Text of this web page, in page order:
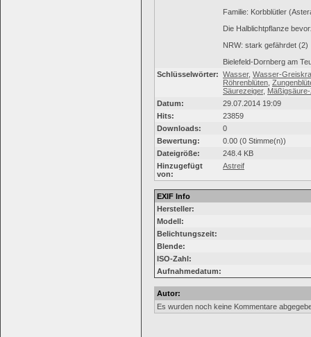
Familie: Korbblütler
Die Halblichtpflanze
NRW: stark gefährdet (2)
Bielefeld-Dornberg am
Schlüsselwörter: Wasser, Wasser-
Röhrenblüten
Säurezeiger,
Datum:
29.07.2014 19:09
Hits:
23859
Downloads:
0
Bewertung:
0.00 (0 Stimme(n))
Dateigröße:
248.4 KB
Hinzugefügt
von:
Astreif
EXIF Info
Hersteller:
Modell:
Belichtungszeit:
Blende:
ISO-Zahl:
Aufnahmedatum:
Autor:
Es wurden noch keine Kommentare